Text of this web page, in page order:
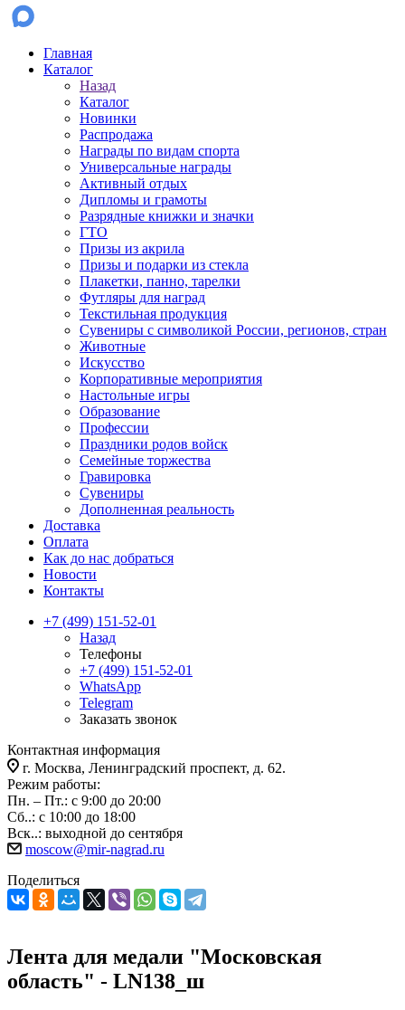
Главная
Каталог
Назад
Каталог
Новинки
Распродажа
Награды по видам спорта
Универсальные награды
Активный отдых
Дипломы и грамоты
Разрядные книжки и значки
ГТО
Призы из акрила
Призы и подарки из стекла
Плакетки, панно, тарелки
Футляры для наград
Текстильная продукция
Сувениры с символикой России, регионов, стран
Животные
Искусство
Корпоративные мероприятия
Настольные игры
Образование
Профессии
Праздники родов войск
Семейные торжества
Гравировка
Сувениры
Дополненная реальность
Доставка
Оплата
Как до нас добраться
Новости
Контакты
+7 (499) 151-52-01
Назад
Телефоны
+7 (499) 151-52-01
WhatsApp
Telegram
Заказать звонок
Контактная информация
г. Москва, Ленинградский проспект, д. 62.
Режим работы:
Пн. – Пт.: с 9:00 до 20:00
Сб..: с 10:00 до 18:00
Вск..: выходной до сентября
moscow@mir-nagrad.ru
Поделиться
Лента для медали "Московская
область" - LN138_ш